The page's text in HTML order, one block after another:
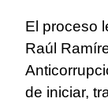
El proceso
Raúl
de iniciar,